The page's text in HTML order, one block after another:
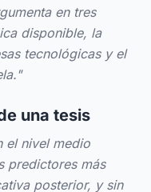
en tres
disponible, la
tecnológicas y el
una tesis
el nivel medio
predictores más
posterior, y sin